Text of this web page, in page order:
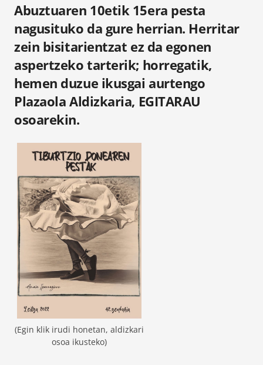
Abuztuaren 10etik 15era pesta
nagusituko da gure herrian. Herritar
zein bisitarientzat ez da egonen
aspertzeko tarterik; horregatik,
hemen duzue ikusgai aurtengo
Plazaola Aldizkaria, EGITARAU
osoarekin.
(Egin klik irudi honetan, aldizkari
osoa ikusteko)